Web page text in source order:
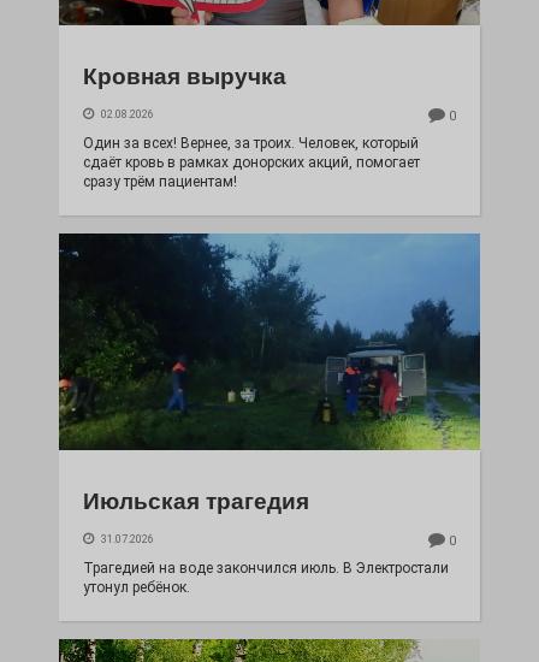
Кровная выручка
02.08.2026 0
Один за всех! Вернее, за троих. Человек, который
сдаёт кровь в рамках донорских акций, помогает
сразу трём пациентам!
Июльская трагедия
31.07.2026 0
Трагедией на воде закончился июль. В Электростали
утонул ребёнок.